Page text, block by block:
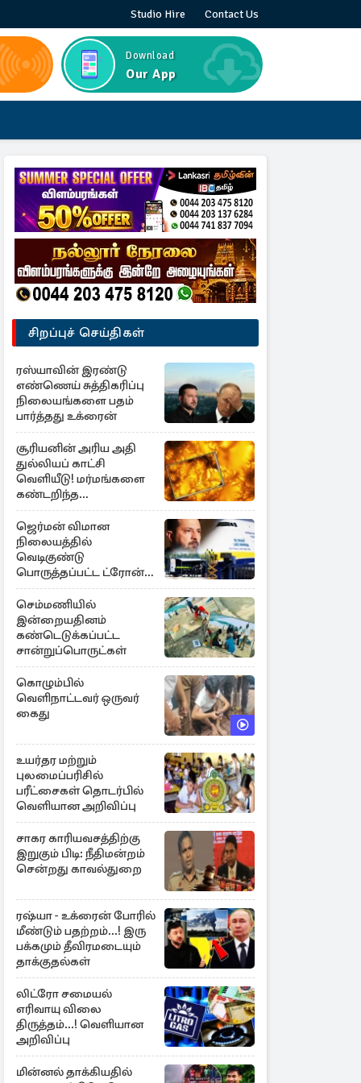
Studio Hire Contact Us
Download
Our App
சிறப்புச் செய்திகள்
ரஸ்யாவின் இரண்டு
எண்ணெய் சுத்திகரிப்பு
நிலையங்களை பதம்
பார்த்தது உக்ரைன்
சூரியனின் அரிய அதி
துல்லியப் காட்சி
வெளியீடு! மர்மங்களை
கண்டறிந்த
விஞ்ஞானிகள்
ஜெர்மன் விமான
நிலையத்தில்
வெடிகுண்டு
பொருத்தப்பட்ட ட்ரோன்!
தப்பியது உக்ரைன்
விமானம்
செம்மணியில்
இன்றையதினம்
கண்டெடுக்கப்பட்ட
சான்றுப்பொருட்கள்
கொழும்பில்
வெளிநாட்டவர் ஒருவர்
கைது
உயர்தர மற்றும்
புலமைப்பரிசில்
பரீட்சைகள் தொடர்பில்
வெளியான அறிவிப்பு
சாகர காரியவசத்திற்கு
இறுகும் பிடி: நீதிமன்றம்
சென்றது காவல்துறை
ரஷ்யா - உக்ரைன் போரில்
மீண்டும் பதற்றம்...! இரு
பக்கமும் தீவிரமடையும்
தாக்குதல்கள்
லிட்ரோ சமையல்
எரிவாயு விலை
திருத்தம்...! வெளியான
அறிவிப்பு
மின்னல் தாக்கியதில்